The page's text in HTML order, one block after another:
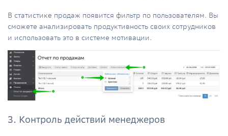
В статистике продаж появится фильтр по пользователям. Вы
сможете анализировать продуктивность своих сотрудников
и использовать это в системе мотивации.
3. Контроль действий менеджеров